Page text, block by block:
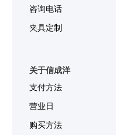
咨询电话
夹具定制
关于信成洋
支付方法
营业日
购买方法